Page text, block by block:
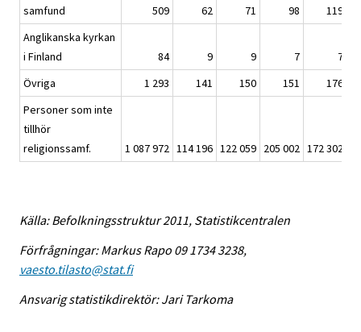
samfund
509 62 71 98
119
Anglikanska kyrkan
i Finland
84 9 9 7
7
Övriga
1 293 141 150 151
176
Personer som inte
tillhör
religionssamf.
1 087 972 114 196 122 059 205 002 172 302
Källa: Befolkningsstruktur 2011, Statistikcentralen
Förfrågningar: Markus Rapo 09 1734 3238,
vaesto.tilasto@stat.fi
Ansvarig statistikdirektör: Jari Tarkoma